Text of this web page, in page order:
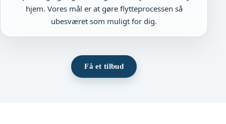
hjem. Vores mål er at gøre flytteprocessen så
ubesværet som muligt for dig.
Få et tilbud